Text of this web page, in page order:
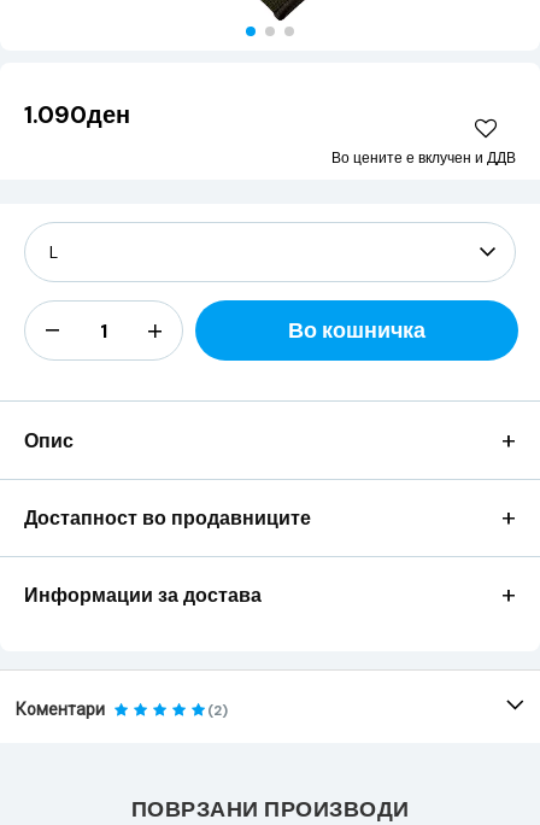
1.090ден
Во цените е вклучен и ДДВ
Во кошничка
Опис +
Достапност во продавниците +
Информации за достава +
Коментари (2)
ПОВРЗАНИ ПРОИЗВОДИ